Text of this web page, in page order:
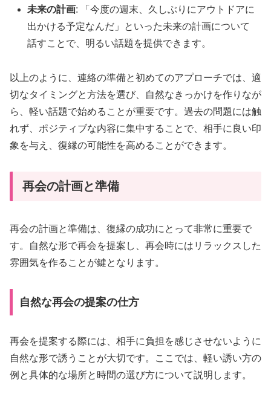
未来の計画: 「今度の週末、久しぶりにアウトドアに
出かける予定なんだ」といった未来の計画について
話すことで、明るい話題を提供できます。
以上のように、連絡の準備と初めてのアプローチでは、適
切なタイミングと方法を選び、自然なきっかけを作りなが
ら、軽い話題で始めることが重要です。過去の問題には触
れず、ポジティブな内容に集中することで、相手に良い印
象を与え、復縁の可能性を高めることができます。
再会の計画と準備
再会の計画と準備は、復縁の成功にとって非常に重要で
す。自然な形で再会を提案し、再会時にはリラックスした
雰囲気を作ることが鍵となります。
自然な再会の提案の仕方
再会を提案する際には、相手に負担を感じさせないように
自然な形で誘うことが大切です。ここでは、軽い誘い方の
例と具体的な場所と時間の選び方について説明します。